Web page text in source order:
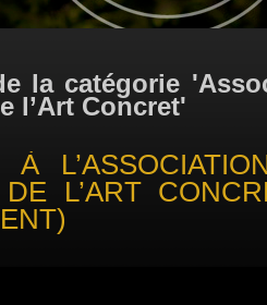
la catégorie
l’Art Concret'
À
DE L’ART